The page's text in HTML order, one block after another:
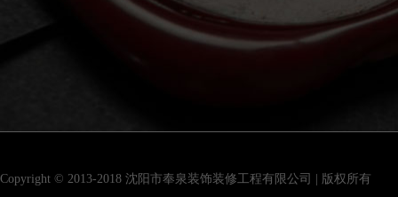
Copyright © 2013-2018 沈阳市奉泉装饰装修工程有限公司 | 版权所有